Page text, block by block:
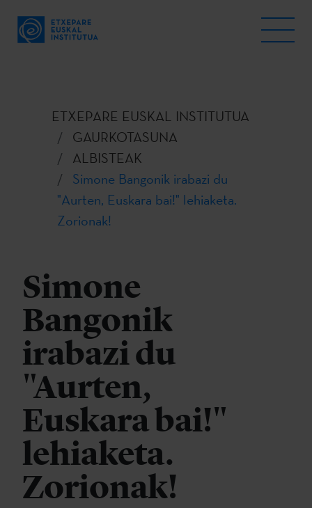
ETXEPARE EUSKAL INSTITUTUA
GAURKOTASUNA
ALBISTEAK
Simone Bangonik irabazi du
"Aurten, Euskara bai!" lehiaketa.
Zorionak!
Simone
Bangonik
irabazi du
"Aurten,
Euskara bai!"
lehiaketa.
Zorionak!